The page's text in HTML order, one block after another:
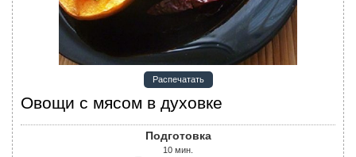
Распечатать
Овощи с мясом в духовке
Подготовка
10 мин.